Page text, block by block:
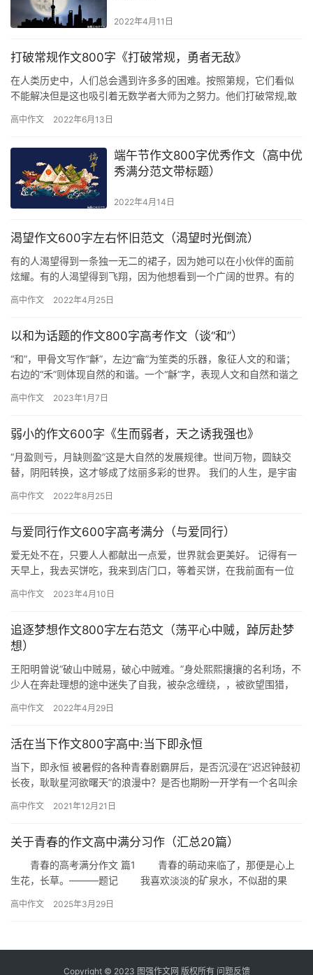
2022年4月11日
打破常规作文800字《打破常规，勇者无敌》
在人类历史中，人们总会遇到许多多的困难。按照第规，它们看似
不能解决但是这也吸引着无数学者大师为之努力。他们打破常规,敢
由于…
高中作文 2022年6月13日
端午节作文800字优秀作文（高中优
秀满分范文带标题）
2022年4月14日
渴望作文600字左右怀旧范文（渴望时光倒流）
有的人渴望得到一条独一无二的裙子，因为她可以在小伙伴的面前
炫耀。有的人渴望得到飞翔，因为他想看到一个广阔的世界。有的
到小学…
高中作文 2022年4月25日
以和为话题的作文800字高考作文（谈“和”）
“和”，甲骨文写作“龢”，左边“龠”为笙类的乐器，象征人文的和谐；
右边的“禾”则体现自然的和谐。一个“龢”字，表现人文和自然和谐之
高中作文 2023年1月7日
弱小的作文600字《生而弱者，天之诱我强也》
“月盈则亏，月缺则盈”这是大自然的发展规律。世间万物，圆缺交
替，阴阳转换，这才够成了炫丽多彩的世界。 我们的人生，是宇宙
雨…
高中作文 2022年8月25日
与爱同行作文600字高考满分（与爱同行）
爱无处不在，只要人人都献出一点爱，世界就会更美好。 记得有一
天早上，我去买饼吃，我来到店门口，等着买饼，在我前面有一位
钱…
高中作文 2023年4月10日
追逐梦想作文800字左右范文（荡平心中贼，踔厉赴梦
想）
王阳明曾说“破山中贼易，破心中贼难。”身处熙熙攘攘的名利场，不
少人在奔赴理想的途中迷失了自我，被杂念缠绕，，被欲望围猎，
心…
高中作文 2022年4月29日
活在当下作文800字高中:当下即永恒
当下，即永恒 被暑假的各种青春剧霸屏后，是否沉浸在”迟迟钟鼓初
长夜，耿耿星河欲曙天”的浪漫中？是否也期盼一开学有一个名叫余
高中作文 2021年12月21日
关于青春的作文高中满分习作（汇总20篇）
青春的高考满分作文 篇1 青春的萌动来临了，那便是心上
生花，长草。———题记 我喜欢淡淡的矿泉水，不似甜的果
青…
高中作文 2025年3月29日
Copyright © 2023 图强作文网 版权所有 问题反馈